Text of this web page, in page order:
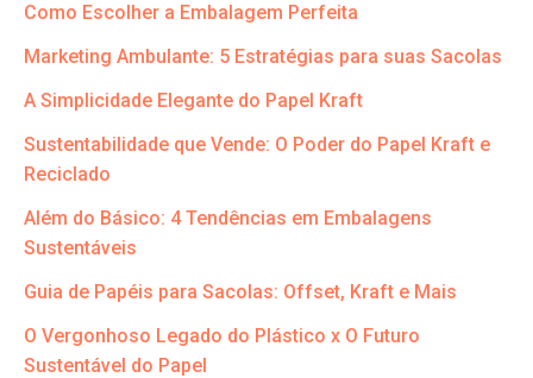
Como Escolher a Embalagem Perfeita
Marketing Ambulante: 5 Estratégias para suas Sacolas
A Simplicidade Elegante do Papel Kraft
Sustentabilidade que Vende: O Poder do Papel Kraft e
Reciclado
Além do Básico: 4 Tendências em Embalagens
Sustentáveis
Guia de Papéis para Sacolas: Offset, Kraft e Mais
O Vergonhoso Legado do Plástico x O Futuro
Sustentável do Papel